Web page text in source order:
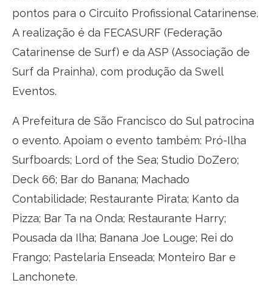
pontos para o Circuito Profissional Catarinense.
A realização é da FECASURF (Federação
Catarinense de Surf) e da ASP (Associação de
Surf da Prainha), com produção da Swell
Eventos.
A Prefeitura de São Francisco do Sul patrocina
o evento. Apoiam o evento também: Pró-Ilha
Surfboards; Lord of the Sea; Studio DoZero;
Deck 66; Bar do Banana; Machado
Contabilidade; Restaurante Pirata; Kanto da
Pizza; Bar Ta na Onda; Restaurante Harry;
Pousada da Ilha; Banana Joe Louge; Rei do
Frango; Pastelaria Enseada; Monteiro Bar e
Lanchonete.